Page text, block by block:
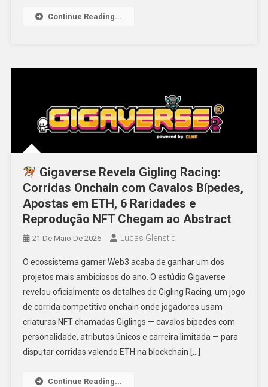
Continue Reading...
Gigaverse Revela Gigling Racing:
Corridas Onchain com Cavalos Bípedes,
Apostas em ETH, 6 Raridades e
Reprodução NFT Chegam ao Abstract
21 De Maio De 2026 Lucas Glenstid
O ecossistema gamer Web3 acaba de ganhar um dos
projetos mais ambiciosos do ano. O estúdio Gigaverse
revelou oficialmente os detalhes de Gigling Racing, um jogo
de corrida competitivo onchain onde jogadores usam
criaturas NFT chamadas Giglings — cavalos bípedes com
personalidade, atributos únicos e carreira limitada — para
disputar corridas valendo ETH na blockchain […]
Continue Reading...